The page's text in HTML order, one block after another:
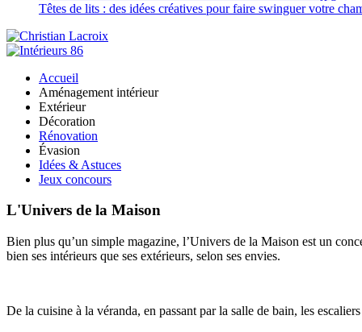
Têtes de lits : des idées créatives pour faire swinguer votre
Accueil
Aménagement intérieur
Extérieur
Décoration
Rénovation
Évasion
Idées & Astuces
Jeux concours
L'Univers de la Maison
Bien plus qu’un simple magazine, l’Univers de la Maison est un
bien ses intérieurs que ses extérieurs, selon ses envies.
De la cuisine à la véranda, en passant par la salle de bain, les